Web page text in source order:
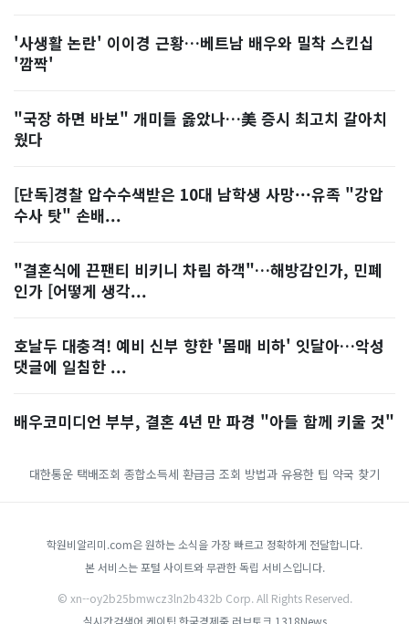
'사생활 논란' 이이경 근황…베트남 배우와 밀착 스킨십
'깜짝'
"국장 하면 바보" 개미들 옳았나…美 증시 최고치 갈아치
웠다
[단독]경찰 압수수색받은 10대 남학생 사망···유족 "강압
수사 탓" 손배...
"결혼식에 끈팬티 비키니 차림 하객"…해방감인가, 민폐
인가 [어떻게 생각...
호날두 대충격! 예비 신부 향한 '몸매 비하' 잇달아…악성
댓글에 일침한 ...
배우코미디언 부부, 결혼 4년 만 파경 "아들 함께 키울 것"
대한통운 택배조회 종합소득세 환급금 조회 방법과 유용한 팁 약국 찾기
학원비알리미.com은 원하는 소식을 가장 빠르고 정확하게 전달합니다.
본 서비스는 포털 사이트와 무관한 독립 서비스입니다.
© xn--oy2b25bmwcz3ln2b432b Corp. All Rights Reserved.
실시간검색어 케이팁 한국경제줌 러브토크 1318News